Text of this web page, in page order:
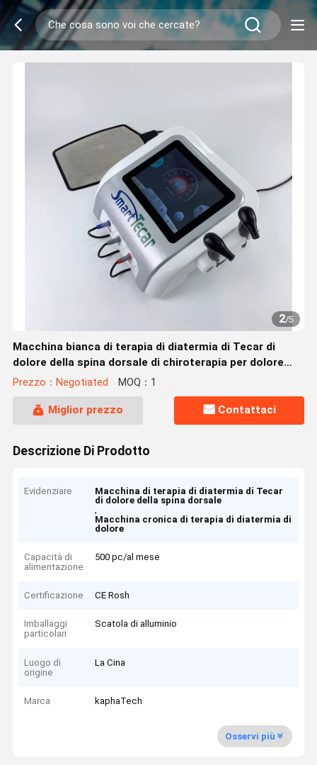
2/5
Macchina bianca di terapia di diatermia di Tecar di
dolore della spina dorsale di chiroterapia per dolore
cronico
Prezzo：Negotiated MOQ：1
Miglior prezzo Contattaci
Descrizione Di Prodotto
Evidenziare
Macchina di terapia di diatermia di Tecar
di dolore della spina dorsale
,
Macchina cronica di terapia di diatermia di
dolore
Capacità di
alimentazione
500 pc/al mese
Certificazione CE Rosh
Imballaggi
particolari
Scatola di alluminio
Luogo di
origine
La Cina
Marca kaphaTech
Osservi più